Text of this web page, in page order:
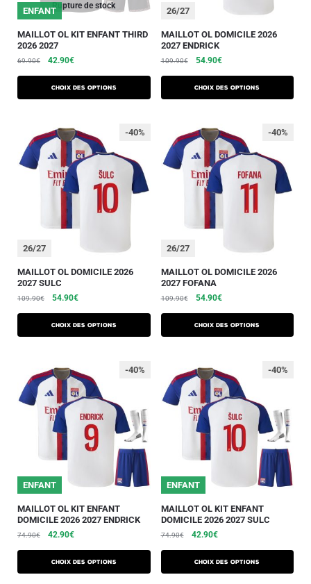
Rupture de stock
ENFANT
MAILLOT OL KIT ENFANT THIRD
2026 2027
69.90€ 42.90€
Choix des options
26/27
MAILLOT OL DOMICILE 2026
2027 ENDRICK
109.90€ 54.90€
Choix des options
26/27
-40%
MAILLOT OL DOMICILE 2026
2027 SULC
109.90€ 54.90€
Choix des options
26/27
-40%
MAILLOT OL DOMICILE 2026
2027 FOFANA
109.90€ 54.90€
Choix des options
ENFANT
-40%
MAILLOT OL KIT ENFANT
DOMICILE 2026 2027 ENDRICK
74.90€ 42.90€
Choix des options
ENFANT
-40%
MAILLOT OL KIT ENFANT
DOMICILE 2026 2027 SULC
74.90€ 42.90€
Choix des options